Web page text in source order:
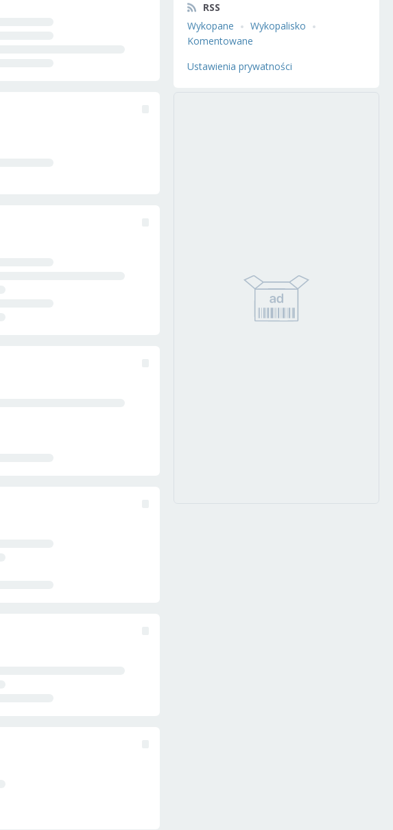
RSS
Wykopane
Wykopalisko
Komentowane
Ustawienia prywatności